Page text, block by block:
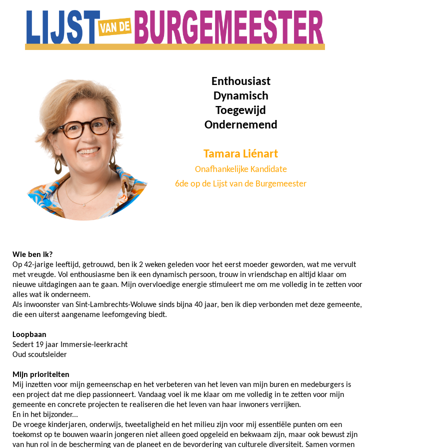
Enthousiast
Dynamisch
Toegewijd
Ondernemend
Tamara Liénart
Onafhankelijke Kandidate
6de op de Lijst van de Burgemeester
Wie ben ik?
Op 42-jarige leeftijd, getrouwd, ben ik 2 weken geleden voor het eerst moeder geworden, wat me vervult
met vreugde. Vol enthousiasme ben ik een dynamisch persoon, trouw in vriendschap en altijd klaar om
nieuwe uitdagingen aan te gaan. Mijn overvloedige energie stimuleert me om me volledig in te zetten voor
alles wat ik onderneem.
Als inwoonster van Sint-Lambrechts-Woluwe sinds bijna 40 jaar, ben ik diep verbonden met deze gemeente,
die een uiterst aangename leefomgeving biedt.
Loopbaan
Sedert 19 jaar Immersie-leerkracht
Oud scoutsleider
Mijn prioriteiten
Mij inzetten voor mijn gemeenschap en het verbeteren van het leven van mijn buren en medeburgers is
een project dat me diep passionneert. Vandaag voel ik me klaar om me volledig in te zetten voor mijn
gemeente en concrete projecten te realiseren die het leven van haar inwoners verrijken.
En in het bijzonder...
De vroege kinderjaren, onderwijs, tweetaligheid en het milieu zijn voor mij essentiële punten om een
toekomst op te bouwen waarin jongeren niet alleen goed opgeleid en bekwaam zijn, maar ook bewust zijn
van hun rol in de bescherming van de planeet en de bevordering van culturele diversiteit. Samen vormen